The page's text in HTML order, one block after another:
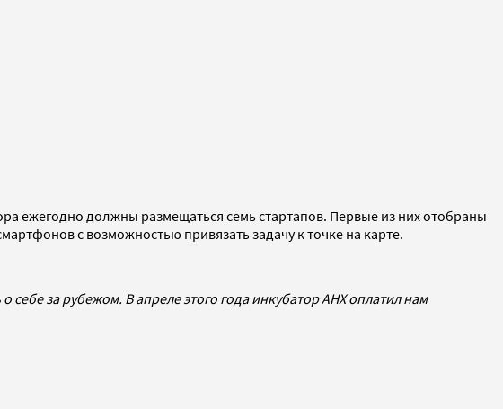
ежегодно должны размещаться семь стартапов. Первые из них отобраны
с возможностью привязать задачу к точке на карте.
себе за рубежом. В апреле этого года инкубатор АНХ оплатил нам